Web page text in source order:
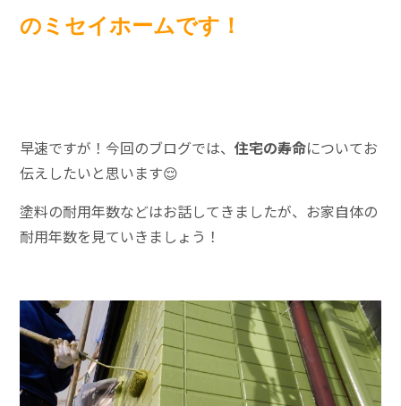
のミセイホームです！
早速ですが！今回のブログでは、住宅の寿命についてお
伝えしたいと思います😌
塗料の耐用年数などはお話してきましたが、お家自体の
耐用年数を見ていきましょう！